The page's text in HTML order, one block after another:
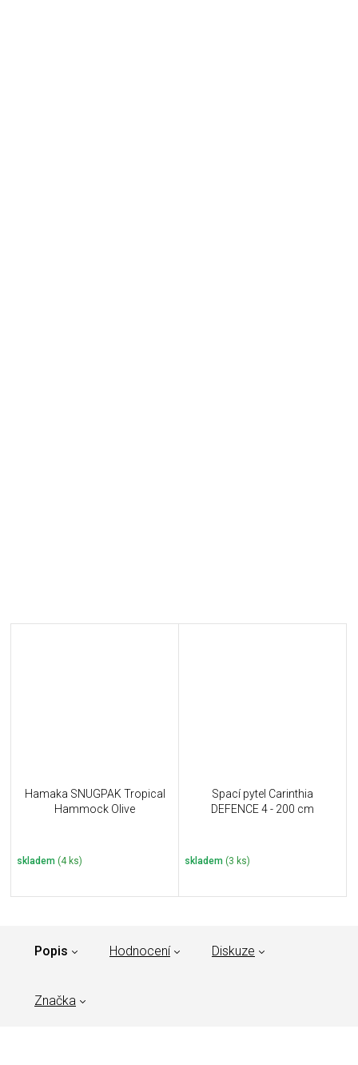
Hamaka SNUGPAK Tropical
Hammock Olive
skladem (4 ks)
Spací pytel Carinthia
DEFENCE 4 - 200 cm
skladem (3 ks)
Popis Hodnocení Diskuze
Značka